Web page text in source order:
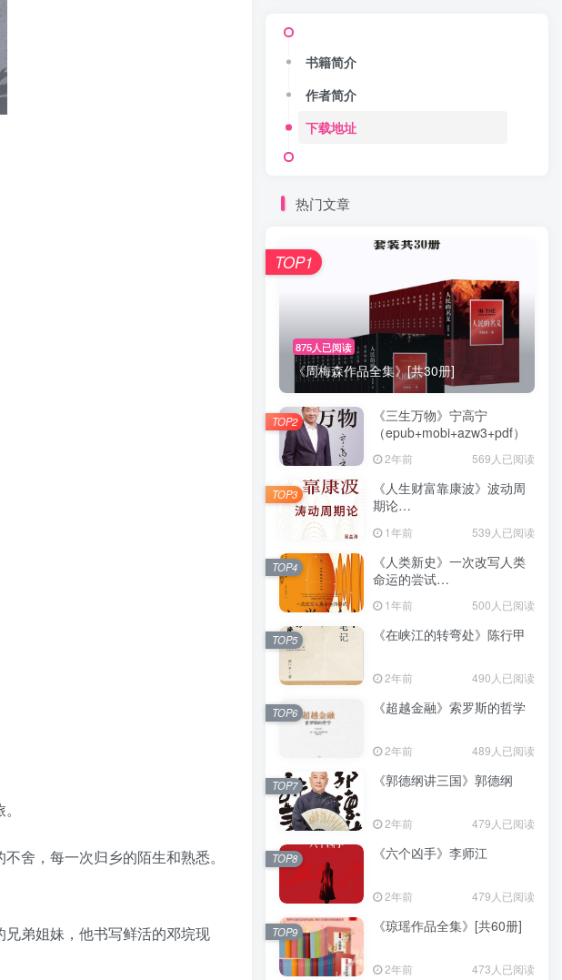
舍，每一次归乡的陌生和熟悉。
弟姐妹，他书写鲜活的邓垸现
书籍简介
作者简介
下载地址
热门文章
875人已阅读
《周梅森作品全集》[共30册]
TOP1
《三生万物》宁高宁
（epub+mobi+azw3+pdf）
2年前 569人已阅读
TOP2
《人生财富靠康波》波动周
期论
1年前 539人已阅读
TOP3
《人类新史》一次改写人类
命运的尝试
1年前 500人已阅读
TOP4
《在峡江的转弯处》陈行甲
2年前 490人已阅读
TOP5
《超越金融》索罗斯的哲学
2年前 489人已阅读
TOP6
《郭德纲讲三国》郭德纲
2年前 479人已阅读
TOP7
《六个凶手》李师江
2年前 479人已阅读
TOP8
《琼瑶作品全集》[共60册]
2年前 473人已阅读
TOP9